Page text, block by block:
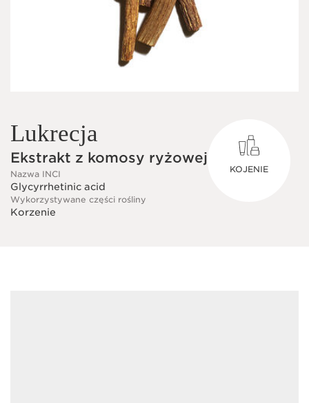
Lukrecja
Ekstrakt z komosy ryżowej
Nazwa INCI
Glycyrrhetinic acid
Wykorzystywane części rośliny
Korzenie
KOJENIE